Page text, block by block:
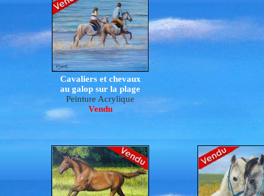
Cavaliers et chevaux
au galop sur la plage
Peinture Acrylique
Vendu